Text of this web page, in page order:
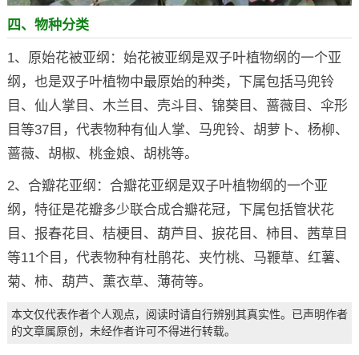
四、物种分类
1、原始花被亚纲：始花被亚纲是双子叶植物纲的一个亚
纲，也是双子叶植物中最原始的种类，下属包括马兜铃
目、仙人掌目、木兰目、壳斗目、锦葵目、蔷薇目、伞形
目等37目，代表物种有仙人掌、马兜铃、胡萝卜、杨柳、
蔷薇、胡椒、桃金娘、胡桃等。
2、合瓣花亚纲：合瓣花亚纲是双子叶植物纲的一个亚
纲，特征是花瓣多少联合成合瓣花冠，下属包括管状花
目、报春花目、桔梗目、葫芦目、捩花目、柿目、茜草目
等11个目，代表物种有杜鹃花、夹竹桃、马鞭草、红薯、
菊、柿、葫芦、薰衣草、薄荷等。
本文仅代表作者个人观点，阅读时请自行辨别其真实性。已声明作者
的文章属原创，未经作者许可不得进行转载。